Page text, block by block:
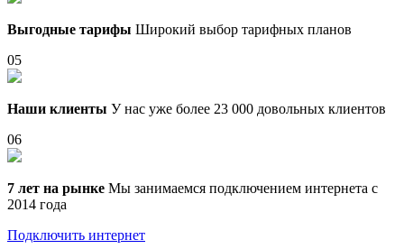
Выгодные тарифы Широкий выбор тарифных планов
05
Наши клиенты У нас уже более 23 000 довольных клиентов
06
7 лет на рынке Мы занимаемся подключением интернета с
2014 года
Подключить интернет